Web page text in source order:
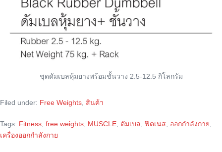
ชุดดัมเบลหุ้มยางพร้อมชั้นวาง 2.5-12.5 กิโลกรัม
Filed under: Free Weights สินค้า
Tags: Fitness free weights MUSCLE ดัมเบล ฟิตเนส ออกกำลังกาย
เครื่องออกกำลังกาย